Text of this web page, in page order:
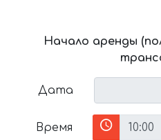
Начало аренды
Дата
Время